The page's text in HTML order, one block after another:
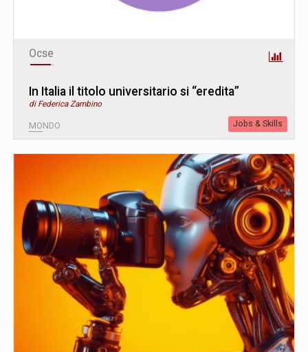
Ocse
In Italia il titolo universitario si “eredita”
di Federica Zambino
MONDO Jobs & Skills